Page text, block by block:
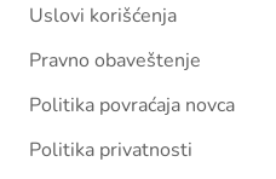
Uslovi korišćenja
Pravno obaveštenje
Politika povraćaja novca
Politika privatnosti